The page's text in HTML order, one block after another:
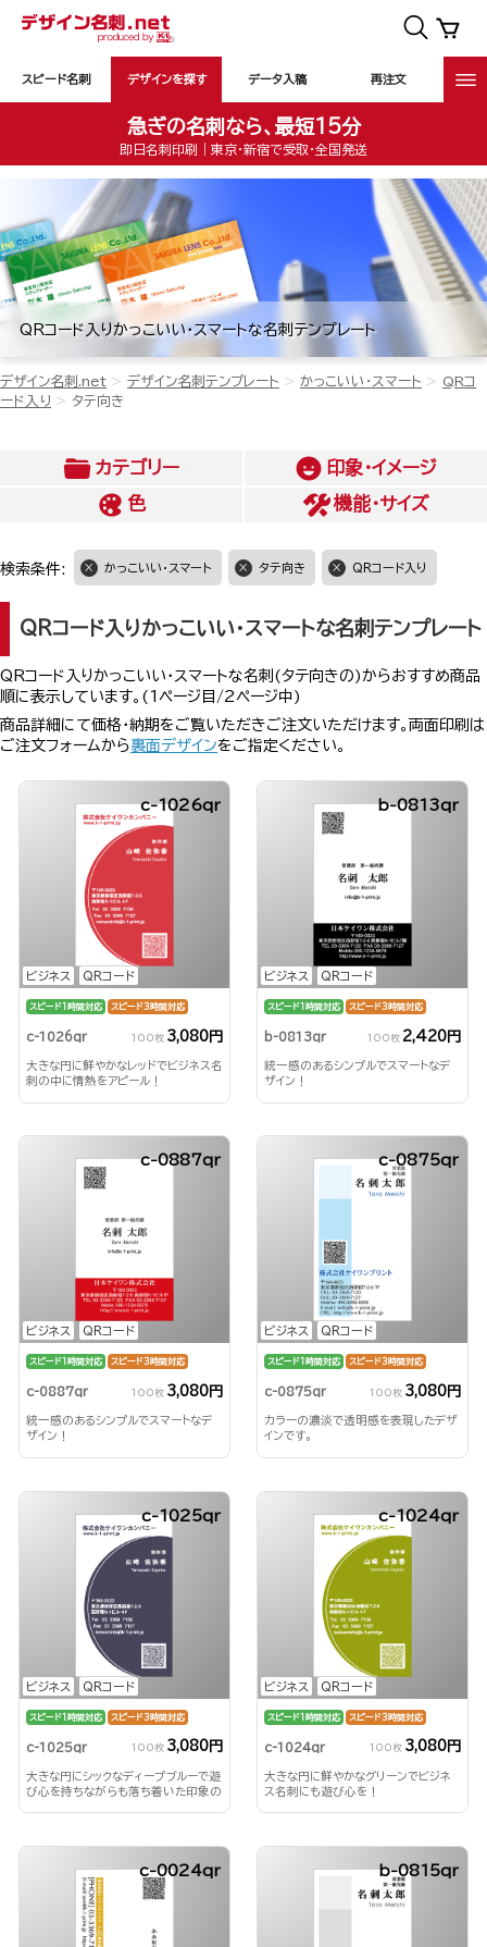
スピード名刺 デザインを探す データ入稿 再注文
急ぎの名刺なら、最短15分
即日名刺印刷｜東京・新宿で受取・全国発送
QRコード入りかっこいい・スマートな名刺テンプレート
デザイン名刺.net デザイン名刺テンプレート かっこいい・スマート
QRコ
ード入り
タテ向き
カテゴリー
印象・イメージ
色
機能・サイズ
検索条件: かっこいい・スマート タテ向き QRコード入り
QRコード入りかっこいい・スマートな名刺テンプレート
QRコード入りかっこいい・スマートな名刺(タテ向きの)からおすすめ商品
順に表示しています。(1ページ目/2ページ中)
商品詳細にて価格・納期をご覧いただきご注文いただけます。両面印刷は
ご注文フォームから裏面デザインをご指定ください。
ビジネス QRコード
c-1026qr
スピード1時間対応 スピード3時間対応
c-1026qr 100枚 3,080円
大きな円に鮮やかなレッドでビジネス名
刺の中に情熱をアピール！
ビジネス QRコード
b-0813qr
スピード1時間対応 スピード3時間対応
b-0813qr 100枚 2,420円
統一感のあるシンプルでスマートなデ
ザイン！
ビジネス QRコード
c-0887qr
スピード1時間対応 スピード3時間対応
c-0887qr 100枚 3,080円
統一感のあるシンプルでスマートなデ
ザイン！
ビジネス QRコード
c-0875qr
スピード1時間対応 スピード3時間対応
c-0875qr 100枚 3,080円
カラーの濃淡で透明感を表現したデザ
インです。
ビジネス QRコード
c-1025qr
スピード1時間対応 スピード3時間対応
c-1025qr 100枚 3,080円
大きな円にシックなディープブルーで遊
び心を持ちながらも落ち着いた印象の
ビジネス QRコード
c-1024qr
スピード1時間対応 スピード3時間対応
c-1024qr 100枚 3,080円
大きな円に鮮やかなグリーンでビジネ
ス名刺にも遊び心を！
c-0024qr b-0815qr